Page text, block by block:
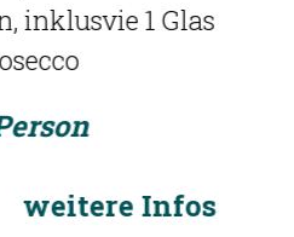
zubereitet aus
Stück des
direkt an
Preis folgt